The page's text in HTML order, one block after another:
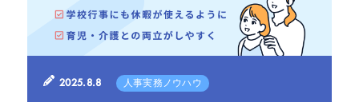
2025.8.8 人事実務ノウハウ